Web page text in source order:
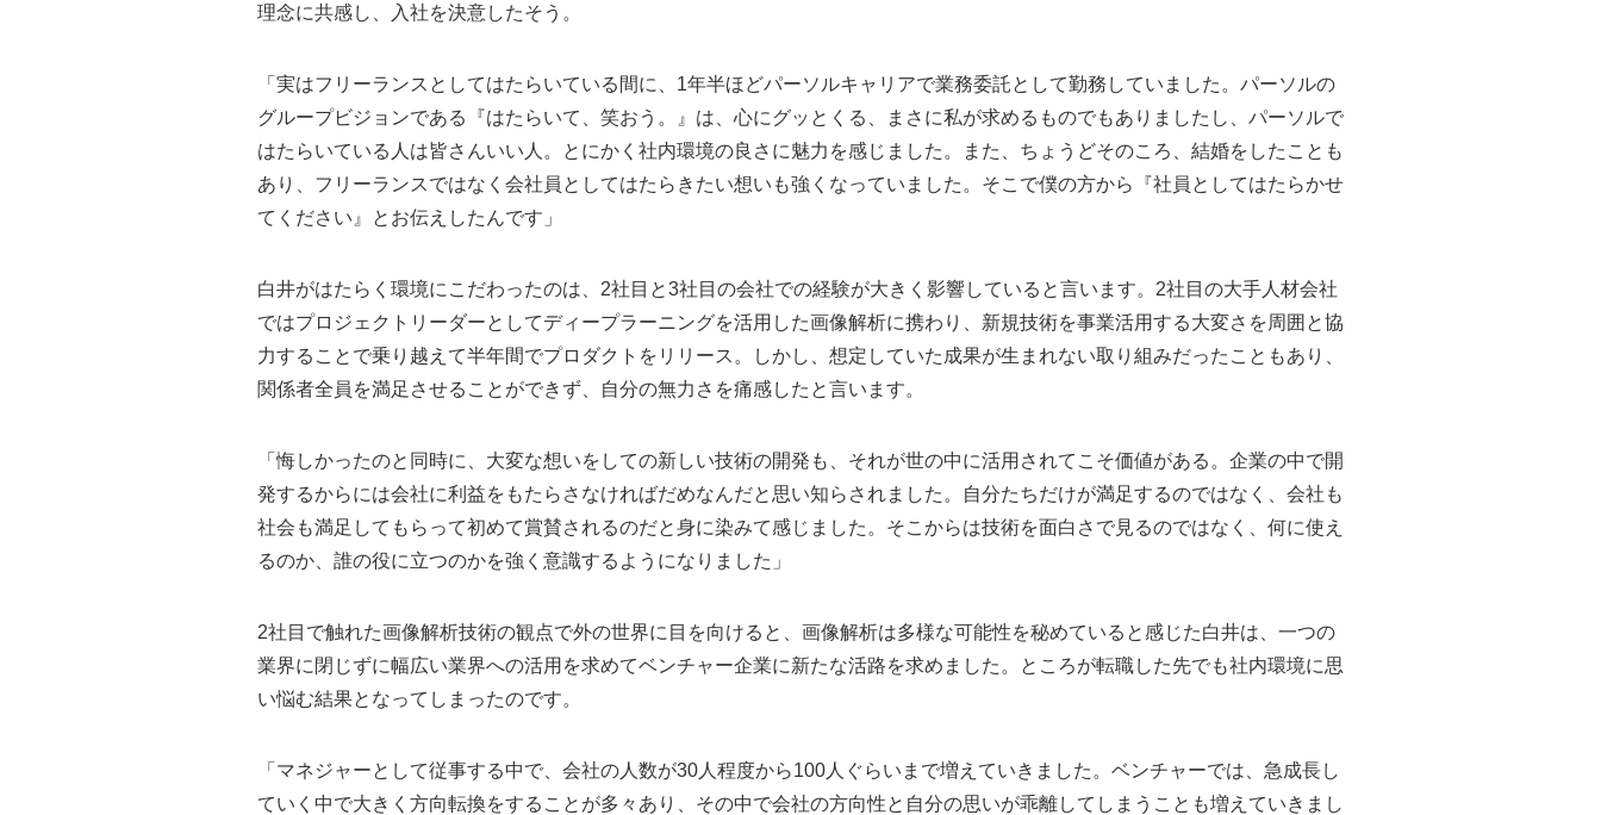
理念に共感し、入社を決意したそう。
「実はフリーランスとしてはたらいている間に、1年半ほどパーソルキャリアで業務委託として勤務していました。パーソルの
グループビジョンである『はたらいて、笑おう。』は、心にグッとくる、まさに私が求めるものでもありましたし、パーソルで
はたらいている人は皆さんいい人。とにかく社内環境の良さに魅力を感じました。また、ちょうどそのころ、結婚をしたことも
あり、フリーランスではなく会社員としてはたらきたい想いも強くなっていました。そこで僕の方から『社員としてはたらかせ
てください』とお伝えしたんです」
白井がはたらく環境にこだわったのは、2社目と3社目の会社での経験が大きく影響していると言います。2社目の大手人材会社
ではプロジェクトリーダーとしてディープラーニングを活用した画像解析に携わり、新規技術を事業活用する大変さを周囲と協
力することで乗り越えて半年間でプロダクトをリリース。しかし、想定していた成果が生まれない取り組みだったこともあり、
関係者全員を満足させることができず、自分の無力さを痛感したと言います。
「悔しかったのと同時に、大変な想いをしての新しい技術の開発も、それが世の中に活用されてこそ価値がある。企業の中で開
発するからには会社に利益をもたらさなければだめなんだと思い知らされました。自分たちだけが満足するのではなく、会社も
社会も満足してもらって初めて賞賛されるのだと身に染みて感じました。そこからは技術を面白さで見るのではなく、何に使え
るのか、誰の役に立つのかを強く意識するようになりました」
2社目で触れた画像解析技術の観点で外の世界に目を向けると、画像解析は多様な可能性を秘めていると感じた白井は、一つの
業界に閉じずに幅広い業界への活用を求めてベンチャー企業に新たな活路を求めました。ところが転職した先でも社内環境に思
い悩む結果となってしまったのです。
「マネジャーとして従事する中で、会社の人数が30人程度から100人ぐらいまで増えていきました。ベンチャーでは、急成長し
ていく中で大きく方向転換をすることが多々あり、その中で会社の方向性と自分の思いが乖離してしまうことも増えていきまし